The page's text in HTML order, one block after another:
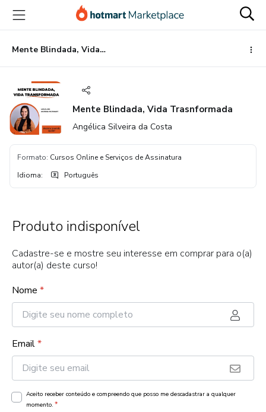
para
conteúdo
principal
para
pagamento
para
rodapé
Mente Blindada, Vida Trasnformada
Mente Blindada, Vida Trasnformada
Angélica Silveira da Costa
Formato: Cursos Online e Serviços de Assinatura
Idioma: Português
Produto indisponível
Cadastre-se e mostre seu interesse em comprar para o(a)
autor(a) deste curso!
Nome *
Email*
Aceito receber conteúdo e compreendo que posso me descadastrar a qualquer
momento. *